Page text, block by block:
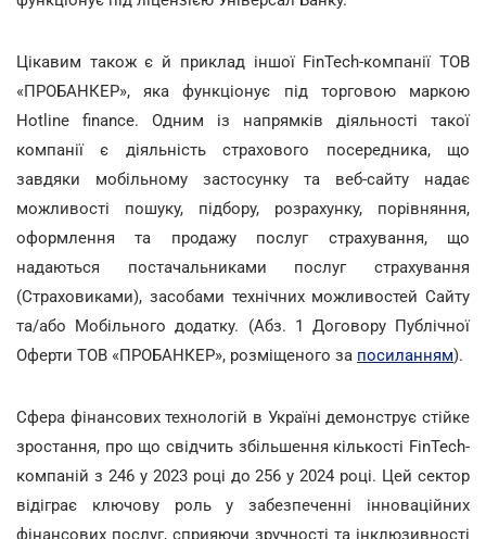
Цікавим також є й приклад іншої FinTech-компанії ТОВ
«ПРОБАНКЕР», яка функціонує під торговою маркою
Hotline finance. Одним із напрямків діяльності такої
компанії є діяльність страхового посередника, що
завдяки мобільному застосунку та веб-сайту надає
можливості пошуку, підбору, розрахунку, порівняння,
оформлення та продажу послуг страхування, що
надаються постачальниками послуг страхування
(Страховиками), засобами технічних можливостей Сайту
та/або Мобільного додатку. (Абз. 1 Договору Публічної
Оферти ТОВ «ПРОБАНКЕР», розміщеного за посиланням).
Сфера фінансових технологій в Україні демонструє стійке
зростання, про що свідчить збільшення кількості FinTech-
компаній з 246 у 2023 році до 256 у 2024 році. Цей сектор
відіграє ключову роль у забезпеченні інноваційних
фінансових послуг, сприяючи зручності та інклюзивності